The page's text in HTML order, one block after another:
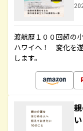
渡航歴１００回超の
ハワイへ！ 変化を
します。